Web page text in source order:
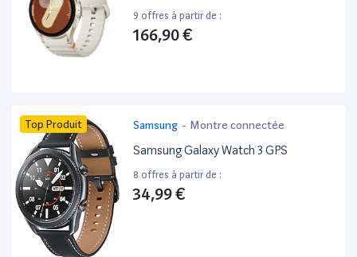
9 offres à partir de :
166,90 €
Top Produit Samsung - Montre connectée
Samsung Galaxy Watch 3 GPS
8 offres à partir de :
34,99 €